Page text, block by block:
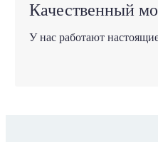
Качественный
У нас работают